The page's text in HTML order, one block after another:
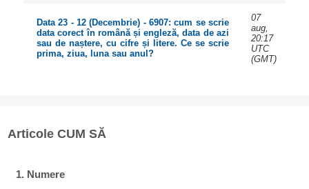
Data 23 - 12 (Decembrie) - 6907: cum se scrie
data corect în română și engleză, data de azi
sau de naștere, cu cifre și litere. Ce se scrie
prima, ziua, luna sau anul?
07
aug,
20:17
UTC
(GMT)
Articole CUM SĂ
1. Numere